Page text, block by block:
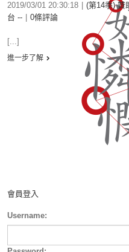
2019/03/01 20:30:18 (第14季) 贊
台 --
0條評論
[...]
進一步了解
會員登入
Username: